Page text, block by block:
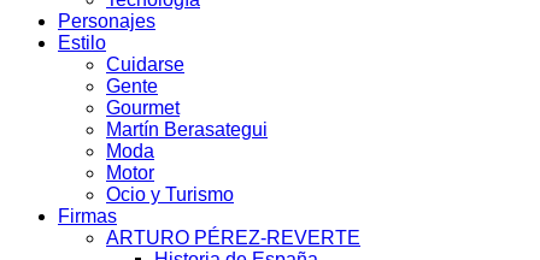
Personajes
Estilo
Cuidarse
Gente
Gourmet
Martín Berasategui
Moda
Motor
Ocio y Turismo
Firmas
ARTURO PÉREZ-REVERTE